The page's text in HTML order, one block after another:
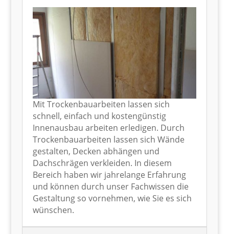
Mit Trockenbauarbeiten lassen sich
schnell, einfach und kostengünstig
Innenausbau arbeiten erledigen. Durch
Trockenbauarbeiten lassen sich Wände
gestalten, Decken abhängen und
Dachschrägen verkleiden. In diesem
Bereich haben wir jahrelange Erfahrung
und können durch unser Fachwissen die
Gestaltung so vornehmen, wie Sie es sich
wünschen.